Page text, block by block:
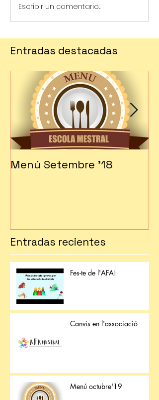
Escribir un comentario...
Entradas destacadas
Menú Setembre '18
Entradas recientes
Fes-te de l'AFA!
Canvis en l'associació
Menú octubre'19